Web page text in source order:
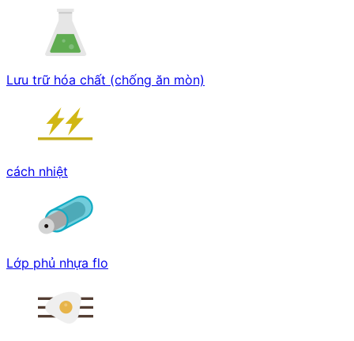
Lưu trữ hóa chất (chống ăn mòn)
cách nhiệt
Lớp phủ nhựa flo